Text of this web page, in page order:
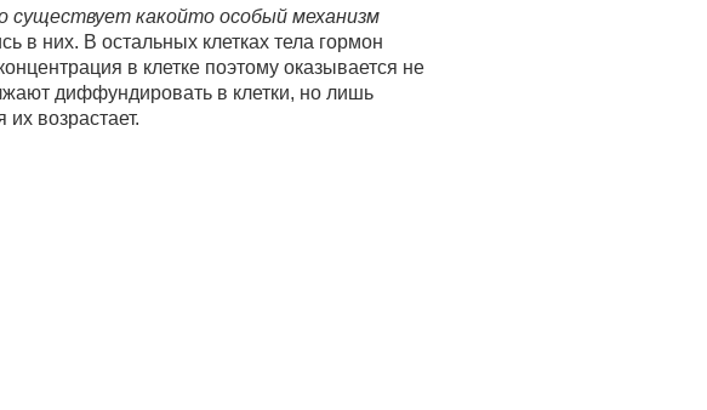
существует какойто особый механизм
в них. В остальных клетках тела гормон
в клетке поэтому оказывается не
диффундировать в клетки, но лишь
возрастает.